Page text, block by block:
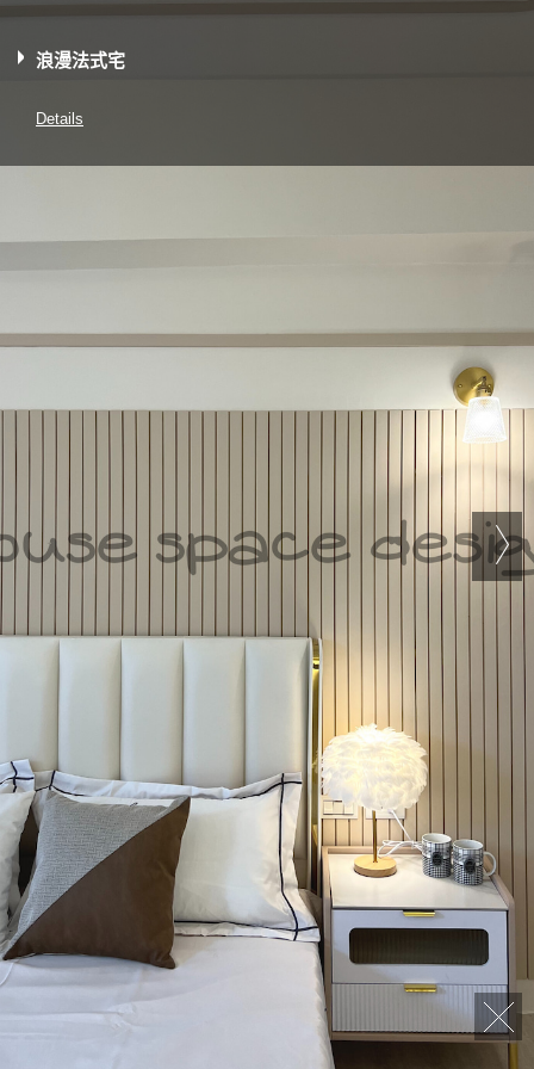
浪漫法式宅
Details